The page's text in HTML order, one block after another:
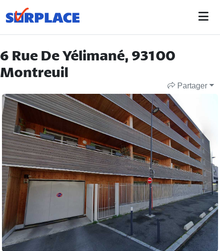
6 Rue De Yélimané, 93100
Montreuil
Partager